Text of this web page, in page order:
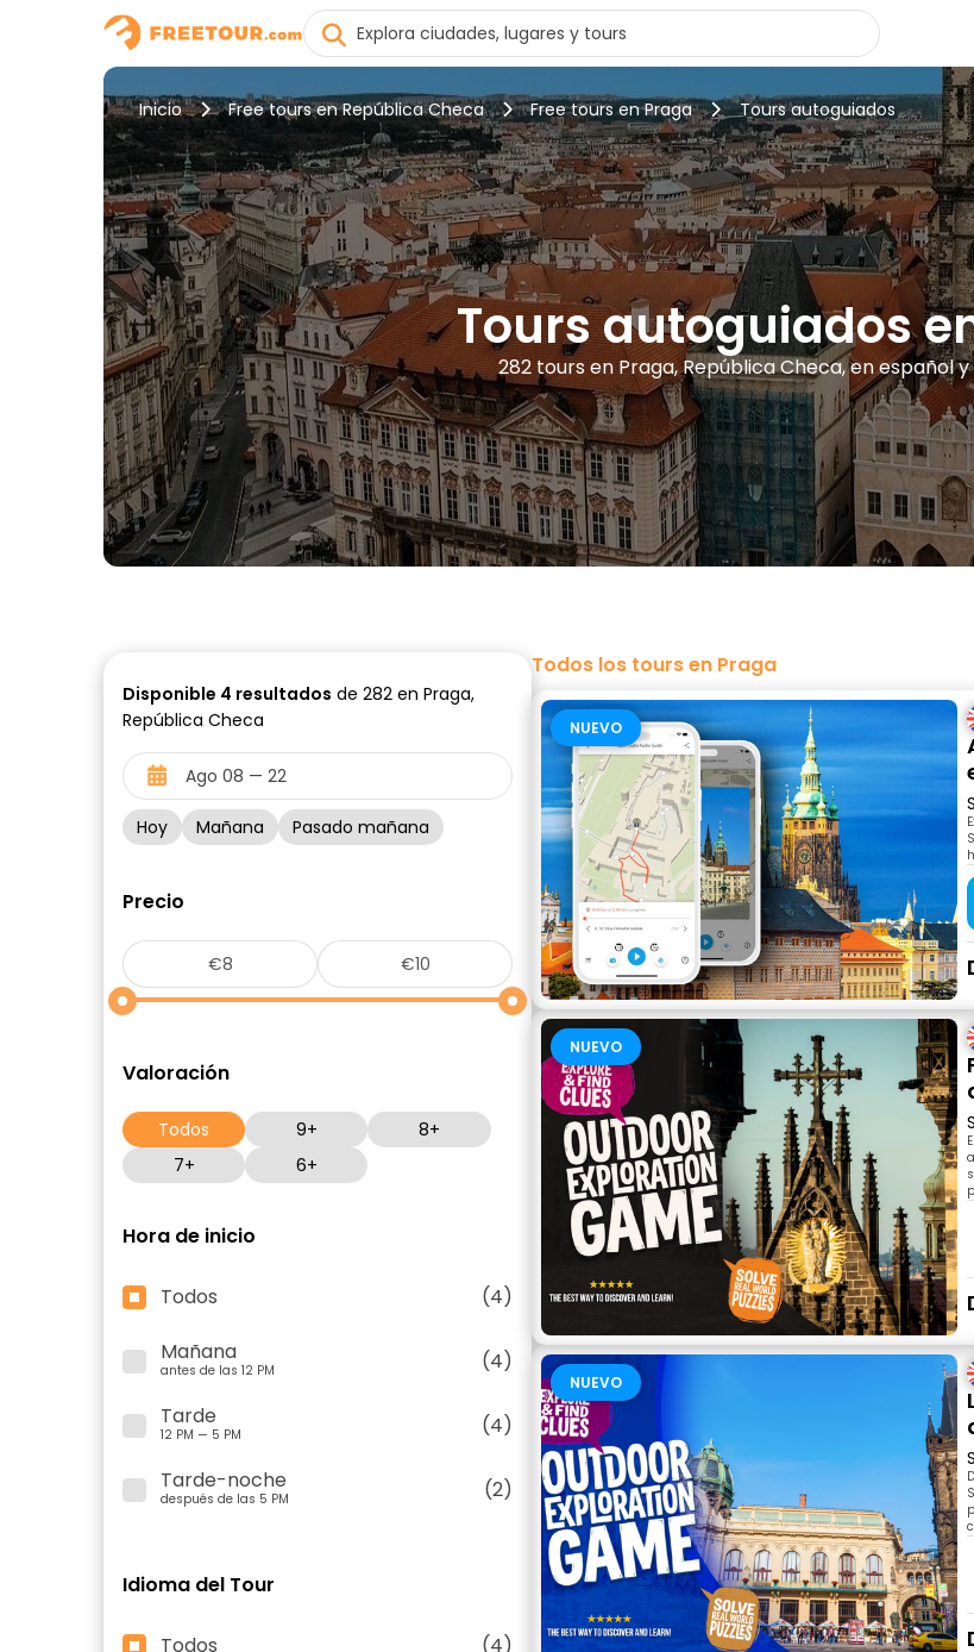
Inicio Free tours en República Checa Free tours en Praga Tours autoguiados
Tours autoguiados
282 tours en Praga, República Checa, en español
Disponible 4 resultados de 282 en Praga,
República Checa
Hoy Mañana Pasado mañana
Precio
Valoración
Todos 9+
8+
7+
6+
Hora de inicio
Todos
(4)
Mañana
antes de las 12 PM
(4)
Tarde
12 PM — 5 PM
(4)
Tarde-noche
después de las 5 PM (2)
Idioma del Tour
Todos (4)
Todos los tours en Praga
NUEVO
NUEVO
NUEVO